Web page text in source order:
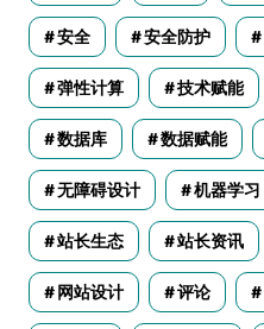
安全 安全防护
弹性计算 技术赋能
数据库 数据赋能
无障碍设计 机器学习
站长生态 站长资讯
网站设计 评论